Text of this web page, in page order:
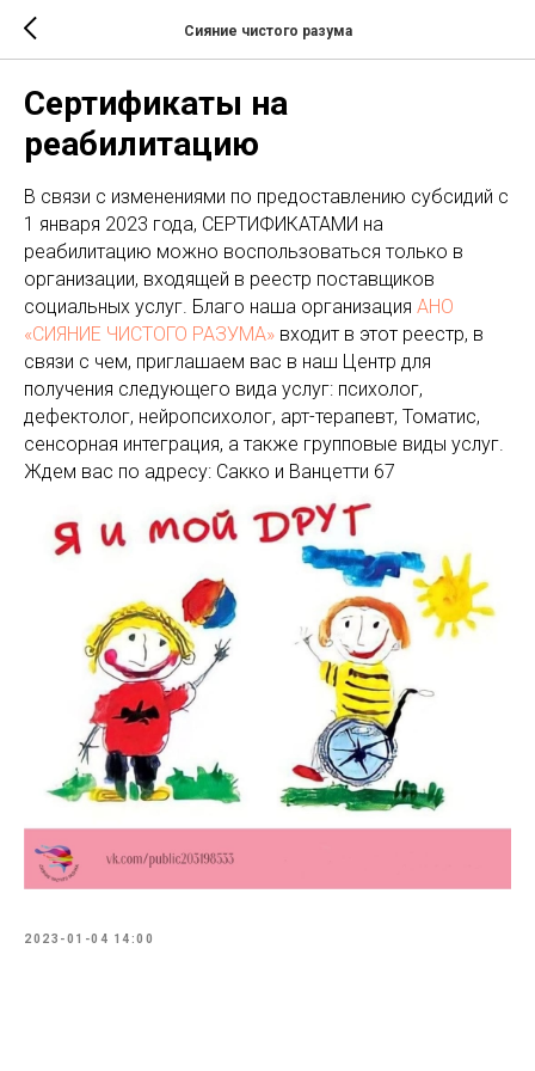
Сияние чистого разума
Сертификаты на
реабилитацию
В связи с изменениями по предоставлению субсидий с
1 января 2023 года, СЕРТИФИКАТАМИ на
реабилитацию можно воспользоваться только в
организации, входящей в реестр поставщиков
социальных услуг. Благо наша организация АНО
«СИЯНИЕ ЧИСТОГО РАЗУМА» входит в этот реестр, в
связи с чем, приглашаем вас в наш Центр для
получения следующего вида услуг: психолог,
дефектолог, нейропсихолог, арт-терапевт, Томатис,
сенсорная интеграция, а также групповые виды услуг.
Ждем вас по адресу: Сакко и Ванцетти 67
2023-01-04 14:00